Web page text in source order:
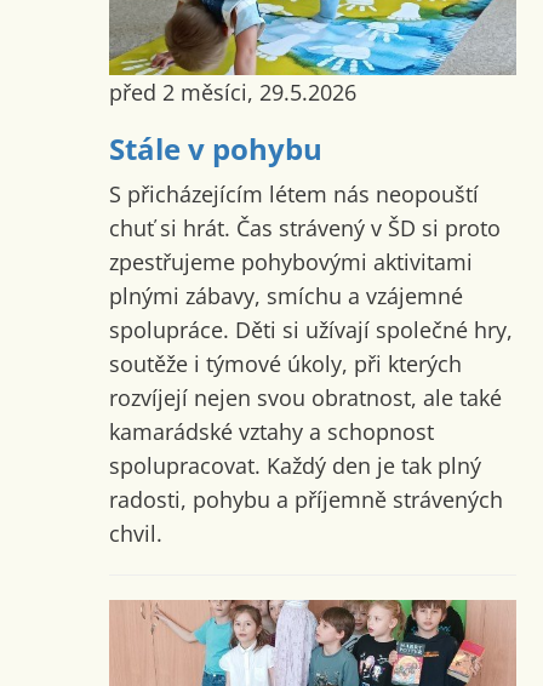
před 2 měsíci, 29.5.2026
Stále v pohybu
S přicházejícím létem nás neopouští
chuť si hrát. Čas strávený v ŠD si proto
zpestřujeme pohybovými aktivitami
plnými zábavy, smíchu a vzájemné
spolupráce. Děti si užívají společné hry,
soutěže i týmové úkoly, při kterých
rozvíjejí nejen svou obratnost, ale také
kamarádské vztahy a schopnost
spolupracovat. Každý den je tak plný
radosti, pohybu a příjemně strávených
chvil.